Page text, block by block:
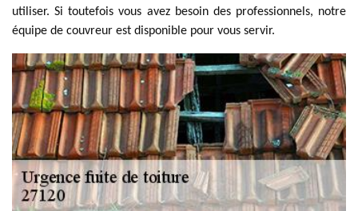
utiliser. Si toutefois vous avez besoin des professionnels, notre
équipe de couvreur est disponible pour vous servir.